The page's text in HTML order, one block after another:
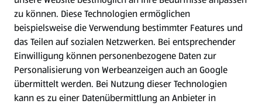
Gewinnspiele
Mein HOFER. Meine Einkäufe.
Meine Meinung. Mein HOFER.
zu können. Diese Technologien ermöglichen
beispielsweise die Verwendung bestimmter Features und
das Teilen auf sozialen Netzwerken. Bei entsprechender
Einwilligung können personenbezogene Daten zur
Personalisierung von Werbeanzeigen auch an Google
übermittelt werden. Bei Nutzung dieser Technologien
kann es zu einer Datenübermittlung an Anbieter in